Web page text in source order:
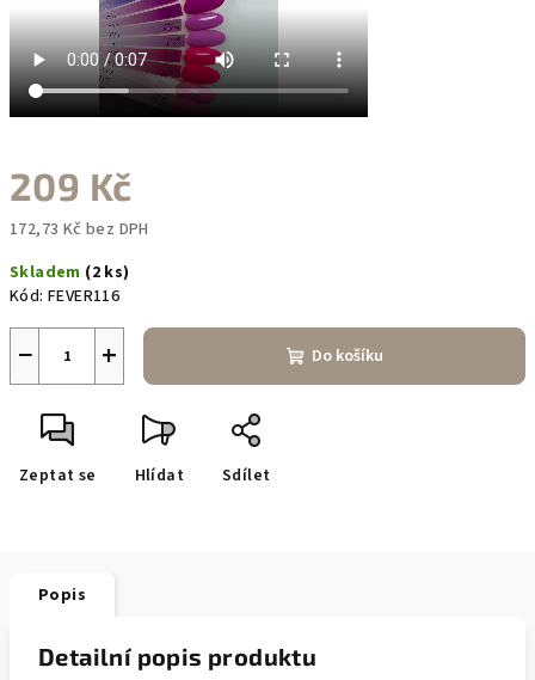
209 Kč
172,73 Kč bez DPH
cena:
Skladem (2 ks)
Kód: FEVER116
+
− Do košíku
Zeptat se Hlídat Sdílet
Popis
Detailní popis produktu